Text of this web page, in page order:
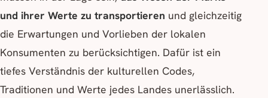
und ihrer Werte zu transportieren und gleichzeitig
die Erwartungen und Vorlieben der lokalen
Konsumenten zu berücksichtigen. Dafür ist ein
tiefes Verständnis der kulturellen Codes,
Traditionen und Werte jedes Landes unerlässlich.